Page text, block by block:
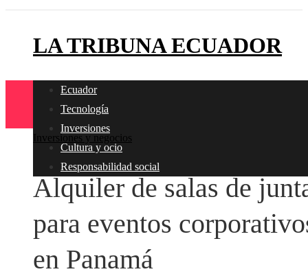
LA TRIBUNA ECUADOR
Ecuador
Tecnología
Inversiones
Cultura y ocio
Responsabilidad social
Inversiones y negocios
Alquiler de salas de
para eventos
en Panamá